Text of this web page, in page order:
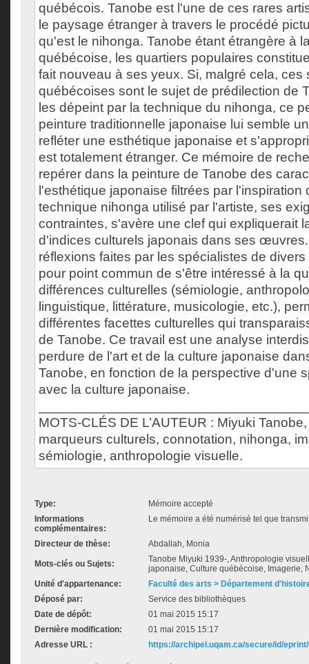
québécois. Tanobe est l'une de ces rares
le paysage étranger à travers le procédé
qu'est le nihonga. Tanobe étant étrangère à
québécoise, les quartiers populaires
fait nouveau à ses yeux. Si, malgré cela, ces
québécoises sont le sujet de prédilection de
les dépeint par la technique du nihonga, ce
peinture traditionnelle japonaise lui semble
refléter une esthétique japonaise et
est totalement étranger. Ce mémoire de
repérer dans la peinture de Tanobe des
l'esthétique japonaise filtrées par l'inspiration
technique nihonga utilisé par l'artiste, ses
contraintes, s'avère une clef qui expliquerait
d'indices culturels japonais dans ses
réflexions faites par les spécialistes de
pour point commun de s'être intéressé à la
différences culturelles (sémiologie,
linguistique, littérature, musicologie, etc.),
différentes facettes culturelles qui
de Tanobe. Ce travail est une analyse
perdure de l'art et de la culture japonaise
Tanobe, en fonction de la perspective d'une
avec la culture japonaise.
MOTS-CLÉS DE L’AUTEUR : Miyuki
marqueurs culturels, connotation, nihonga,
sémiologie, anthropologie visuelle.
Type:
Mémoire accepté
Informations
complémentaires:
Le mémoire a été numérisé tel que
Directeur de thèse: Abdallah, Monia
Mots-clés ou Sujets:
Tanobe Miyuki 1939-, Anthropologie
japonaise, Culture québécoise, Imagerie,
Unité d'appartenance:
Faculté des arts > Département
Déposé par:
Service des bibliothèques
Date de dépôt:
01 mai 2015 15:17
Dernière modification:
01 mai 2015 15:17
Adresse URL :
https://archipel.uqam.ca/secure/id/